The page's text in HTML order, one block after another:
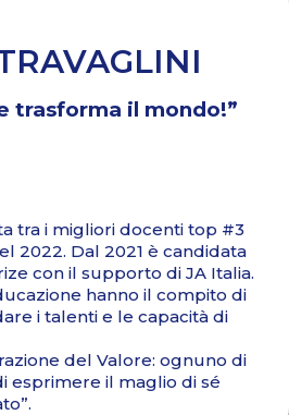
trasforma il mondo!”
tra i migliori docenti top #3
2022. Dal 2021 è candidata
con il supporto di JA Italia.
hanno il compito di
i talenti e le capacità di
del Valore: ognuno di
esprimere il maglio di sé